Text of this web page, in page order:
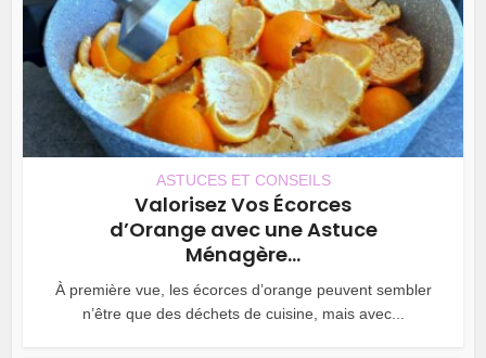
ASTUCES ET CONSEILS
Valorisez Vos Écorces
d’Orange avec une Astuce
Ménagère...
À première vue, les écorces d’orange peuvent sembler
n’être que des déchets de cuisine, mais avec...